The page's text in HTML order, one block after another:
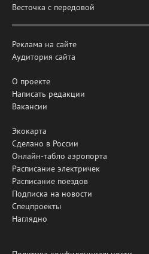
Весточка с передовой
Реклама на сайте
Аудитория сайта
О проекте
Написать редакции
Вакансии
Экокарта
Сделано в России
Онлайн-табло аэропорта
Расписание электричек
Расписание поездов
Подписка на новости
Спецпроекты
Наглядно